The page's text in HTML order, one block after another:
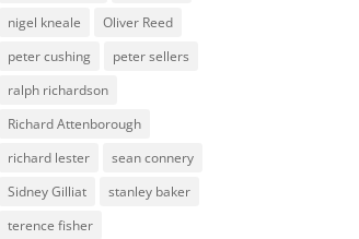
nigel kneale
Oliver Reed
peter cushing
peter sellers
ralph richardson
Richard Attenborough
richard lester
sean connery
Sidney Gilliat
stanley baker
terence fisher